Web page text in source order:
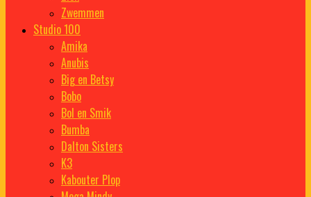
Zwemmen
Studio 100
Amika
Anubis
Big en Betsy
Bobo
Bol en Smik
Bumba
Dalton Sisters
K3
Kabouter Plop